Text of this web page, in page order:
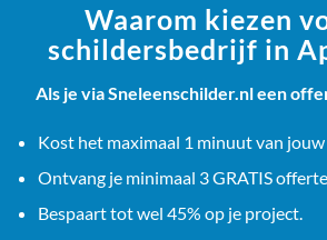
Waarom kiezen
schildersbedrijf in
Als je via Sneleenschilder.nl een
Kost het maximaal 1 minuut van
Ontvang je minimaal 3 GRATIS
Bespaart tot wel 45% op je project.